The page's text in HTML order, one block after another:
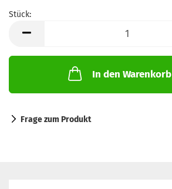
Stück:
In den Warenkorb
Frage zum Produkt